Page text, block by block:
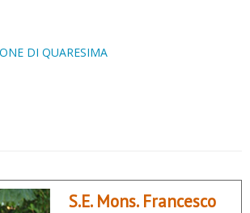
DI QUARESIMA
S.E. Mons. Francesco